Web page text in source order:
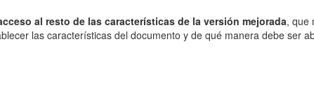
al resto de las características de la versión mejorada, que
las características del documento y de qué manera debe ser